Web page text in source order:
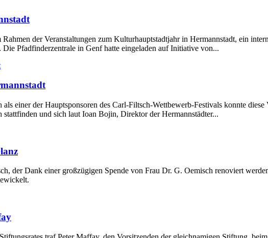
der Veranstaltungen zum Kulturhauptstadtjahr in Hermannstadt, ein
Pfadfinderzentrale in Genf hatte eingeladen auf Initiative von...
einer der Hauptsponsoren des Carl-Filtsch-Wettbewerb-Festivals konnte
und sich laut Ioan Bojin, Direktor der Hermannstädter...
der Dank einer großzügigen Spende von Frau Dr. G. Oemisch renoviert